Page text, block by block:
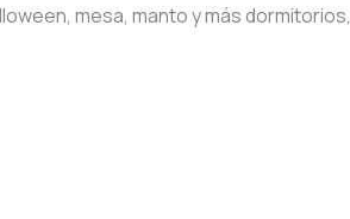
mesa, manto y más dormitorios,